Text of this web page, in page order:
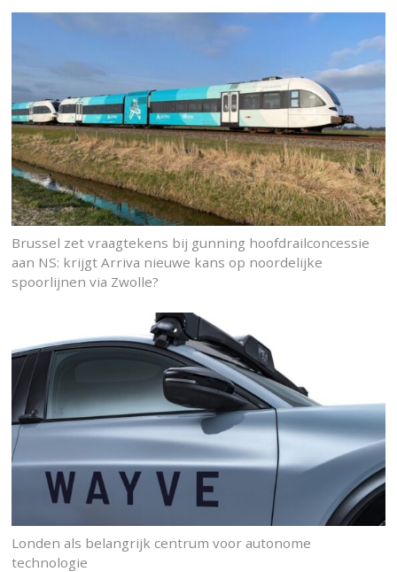
Brussel zet vraagtekens bij gunning hoofdrailconcessie
aan NS: krijgt Arriva nieuwe kans op noordelijke
spoorlijnen via Zwolle?
Londen als belangrijk centrum voor autonome
technologie